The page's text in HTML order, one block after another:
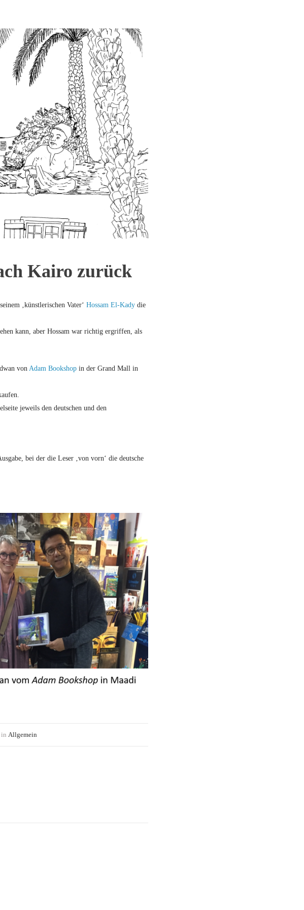
Kairo zurück
‚künstlerischen Vater‘ Hossam El-Kady die
kann, aber Hossam war richtig ergriffen, als
von Adam Bookshop in der Grand Mall in
jeweils den deutschen und den
bei der die Leser ‚von vorn‘ die deutsche
in Categories
Allgemein